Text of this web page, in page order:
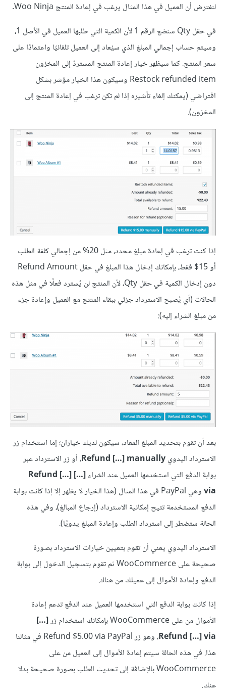
لنفترض أن العميل في هذا المثال يرغب في إعادة المنتج Woo Ninja.
في حقل Qty سنضع الرقم 1 لأن الكمية التي طلبها العميل في الأصل 1،
وسيتم حساب إجمالي المبلغ الذي سيُعاد إلى العميل تلقائيًا واعتمادًا على
سعر المنتج. كما سيظهر خيار إعادة المنتج المستردّ إلى المخزون
Restock refunded item وسيكون هذا الخيار مؤشر بشكل
افتراضي (يمكنك إلغاء تأشيره إذا لم تكن ترغب في إعادة المنتج إلى
المخزون).
إذا كنت ترغب في إعادة مبلغ محدد، مثل 20% من إجمالي كلفة الطلب
أو 15$ فقط، بإمكانك إدخال هذا المبلغ في حقل Refund Amount
دون إدخال الكمية في حقل Qty، لأن المنتج لن يُسترد فعلًا في مثل هذه
الحالات (أي يُصبح الاسترداد جزئي ببقاء المنتج مع العميل وإعادة جزء
من مبلغ الشراء إليه):
بعد أن تقوم بتحديد المبلغ المعاد، سيكون لديك خياران؛ إما استخدام زر
الاسترداد اليدوي
، أو زر الاسترداد عبر
بوابة الدفع التي استخدمها العميل عند الشراء
[…] Refund […]
via
وهي PayPal في هذا المثال (هذا الخيار لا يظهر إلا إذا كانت بوابة
الدفع المستخدمة تتيح إمكانية الاسترداد (إرجاع المبالغ)، وفي هذه
الحالة ستضطر إلى استرداد الطلب وإعادة المبلغ يدويًا).
الاسترداد اليدوي يعني أن تقوم بتعيين خيارات الاسترداد بصورة
صحيحة على WooCommerce ثم تقوم بتسجيل الدخول إلى بوابة
الدفع وإعادة الأموال إلى عميلك من هناك.
إذا كانت بوابة الدفع التي استخدمها العميل عند الدفع تدعم إعادة
الأموال من على WooCommerce بإمكانك استخدام زر
[…]
Refund […] via
، وهو زر Refund $5.00 via PayPal في مثالنا
هذا. في هذه الحالة سيتم إعادة الأموال إلى العميل من على
WooCommerce بالإضافة إلى تحديث الطلب بصورة صحيحة بدلا
عنك.